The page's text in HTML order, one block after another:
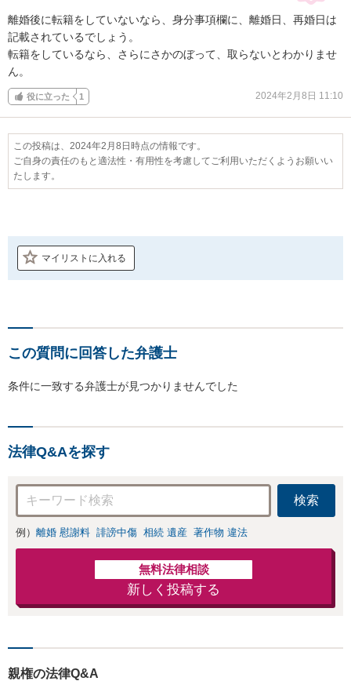
離婚後に転籍をしていないなら、身分事項欄に、離婚日、再婚日は
記載されているでしょう。
転籍をしているなら、さらにさかのぼって、取らないとわかりませ
ん。
役に立った 1 2024年2月8日 11:10
この投稿は、2024年2月8日時点の情報です。
ご自身の責任のもと適法性・有用性を考慮してご利用いただくようお願いい
たします。
マイリストに入れる
この質問に回答した弁護士
条件に一致する弁護士が見つかりませんでした
法律Q&Aを探す
検索
例） 離婚 慰謝料 誹謗中傷 相続 遺産 著作物 違法
無料法律相談
新しく投稿する
親権の法律Q&A